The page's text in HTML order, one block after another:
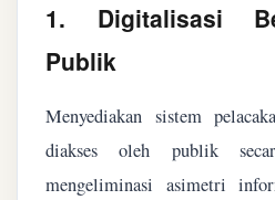
1. Digitalisasi
Publik
Menyediakan sistem
diakses oleh publik
mengeliminasi asimetri